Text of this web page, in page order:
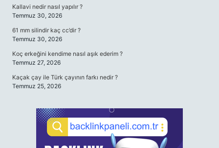
Kallavi nedir nasıl yapılır ?
Temmuz 30, 2026
61 mm silindir kaç cc’dir ?
Temmuz 30, 2026
Koç erkeğini kendime nasıl aşık ederim ?
Temmuz 27, 2026
Kaçak çay ile Türk çayının farkı nedir ?
Temmuz 25, 2026